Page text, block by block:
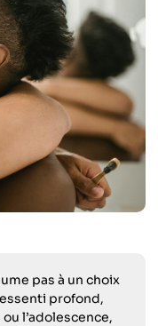
pas à un choix
profond,
l’adolescence,